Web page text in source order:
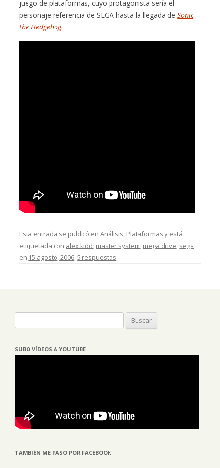
juego de plataformas, cuyo protagonista sería el
personaje referencia de SEGA hasta la llegada deSonic
the Hedgehog:
Esta entrada se publicó enAnálisis Plataformas y está
etiquetada con alex kidd master system mega drive sega
en 15 agosto, 2006.5 respuestas
SUBO VÍDEOS A YOUTUBE
TAMBIÉN ME PASO POR FACEBOOK